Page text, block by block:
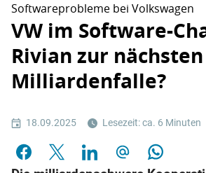
Softwareprobleme bei Volkswagen
VW im Software-
Rivian zur nächsten
Milliardenfalle?
18.09.2025 Lesezeit: ca. 6 Minuten